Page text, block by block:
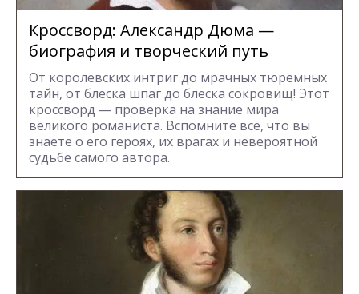
Кроссворд: Александр Дюма —
биография и творческий путь
От королевских интриг до мрачных тюремных
тайн, от блеска шпаг до блеска сокровищ! Этот
кроссворд — проверка на знание мира
великого романиста. Вспомните всё, что вы
знаете о его героях, их врагах и невероятной
судьбе самого автора.